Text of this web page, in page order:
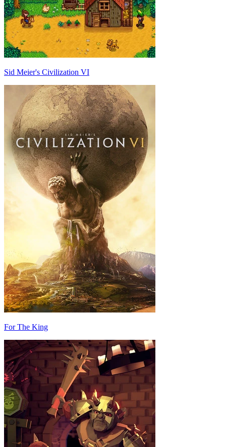
Sid Meier's Civilization VI
For The King